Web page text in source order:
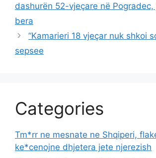
dashurën 52-vjeçare në Pogradec,
bera
“Kamarieri 18 vjeçar nuk shkoi
sepsee
Categories
Tm*rr ne mesnate ne Shqiperi,
ke*cenojne dhjetera jete njerezish